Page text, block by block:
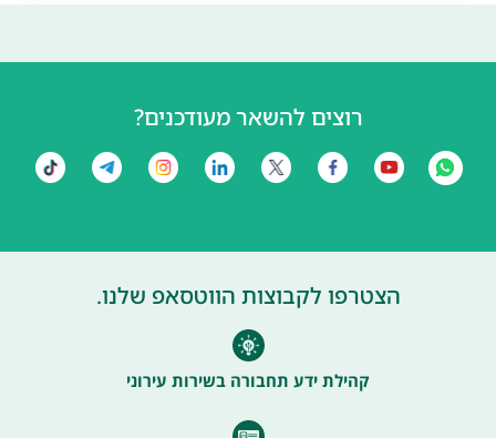
רוצים להשאר מעודכנים?
הצטרפו לקבוצות הווטסאפ שלנו.
קהילת ידע תחבורה בשירות עירוני